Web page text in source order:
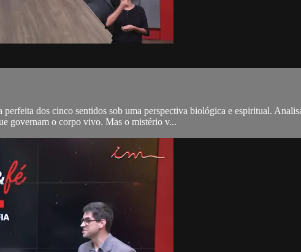
dos cinco sentidos sob uma perspectiva biológica e espiritual.
governam o corpo vivo. Mas o mistério v...